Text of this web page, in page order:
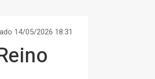
14/05/2026 18:31